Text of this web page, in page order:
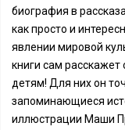
биография в
как просто и
явлении мировой
книги сам расскажет
детям! Для них он
запоминающиеся
иллюстрации Маши